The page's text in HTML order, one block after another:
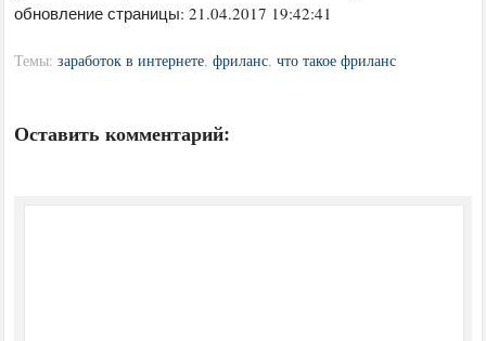
обновление страницы: 21.04.2017 19:42:41
Темы:заработок в интернете,фриланс,что такое фриланс
Оставить комментарий: